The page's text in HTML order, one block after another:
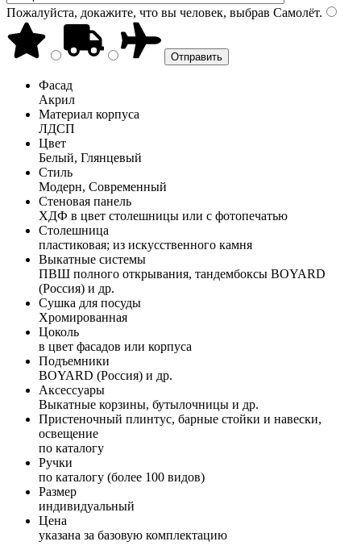
Пожалуйста, докажите, что вы человек, выбрав Самолёт.
Фасад
Акрил
Материал корпуса
ЛДСП
Цвет
Белый, Глянцевый
Стиль
Модерн, Современный
Стеновая панель
ХДФ в цвет столешницы или с фотопечатью
Столешница
пластиковая; из искусственного камня
Выкатные системы
ПВШ полного открывания, тандембоксы BOYARD
(Россия) и др.
Сушка для посуды
Хромированная
Цоколь
в цвет фасадов или корпуса
Подъемники
BOYARD (Россия) и др.
Аксессуары
Выкатные корзины, бутылочницы и др.
Пристеночный плинтус, барные стойки и навески,
освещение
по каталогу
Ручки
по каталогу (более 100 видов)
Размер
индивидуальный
Цена
указана за базовую комплектацию